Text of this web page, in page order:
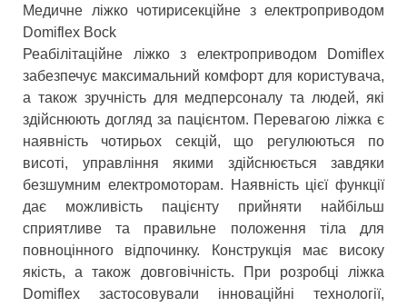
Медичне ліжко чотирисекційне з електроприводом
Domiflex Bock
Реабілітаційне ліжко з електроприводом Domiflex
забезпечує максимальний комфорт для користувача,
а також зручність для медперсоналу та людей, які
здійснюють догляд за пацієнтом. Перевагою ліжка є
наявність чотирьох секцій, що регулюються по
висоті, управління якими здійснюється завдяки
безшумним електромоторам. Наявність цієї функції
дає можливість пацієнту прийняти найбільш
сприятливе та правильне положення тіла для
повноцінного відпочинку. Конструкція має високу
якість, а також довговічність. При розробці ліжка
Domiflex застосовували інноваційні технології,